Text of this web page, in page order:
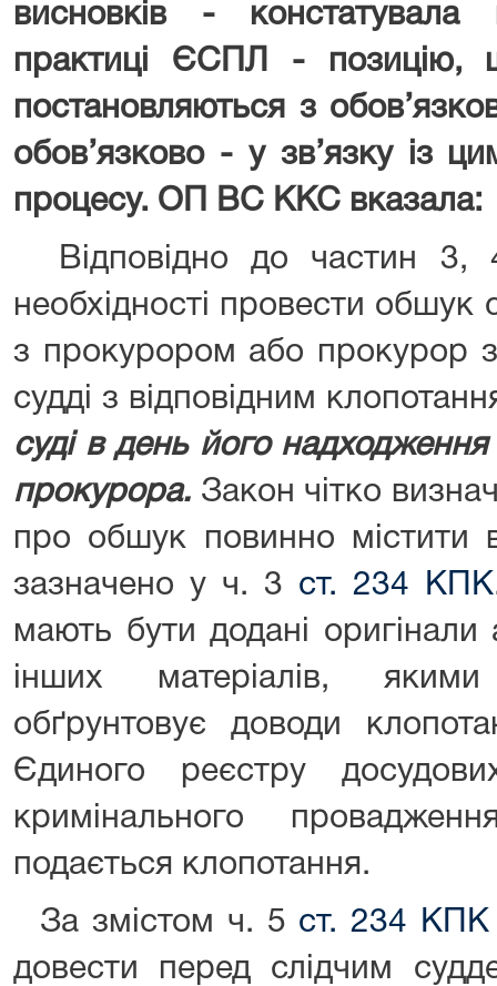
висновків - констатувала
практиці ЄСПЛ - позицію,
постановляються з
обов’язково - у зв’язку із
процесу. ОП ВС ККС вказала:
Відповідно до частин
необхідності провести обшук
з прокурором або прокурор
судді з відповідним
суді в день його
прокурора. Закон чітко
про обшук повинно містити
зазначено у ч. 3 ст. 234 КПК
мають бути додані оригінали
інших матеріалів,
обґрунтовує доводи
Єдиного реєстру
кримінального
подається клопотання.
За змістом ч. 5 ст. 234 КПК
довести перед слідчим